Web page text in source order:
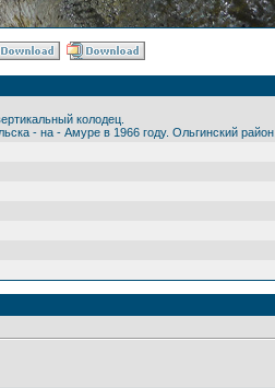
колодец.
- на - Амуре в 1966 году. Ольгинский район.